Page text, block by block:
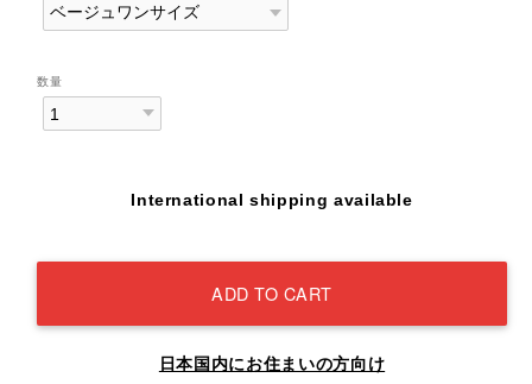
数量
International shipping available
ADD TO CART
日本国内にお住まいの方向け